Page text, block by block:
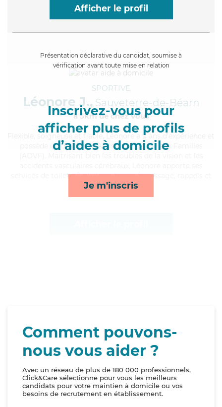
Afficher le profil
Présentation déclarative du candidat, soumise à
vérification avant toute mise en relation
Inscrivez-vous pour
afficher plus de profils
d’aides à domicile
Je m'inscris
SPORTIVE
Léonore J., Sauveterre-de-Béarn
à 5km de chez Vous
, soigneuse et fiable, Léonore a 9 ans d'expérience et
possède un diplôme d'Assistante De Vie aux Familles
services de toilette/habillage, lessive/repassage, rappels et
mobilité*
Comment pouvons-
nous vous aider ?
Avec un réseau de plus de 180 000 professionnels,
Click&Care sélectionne pour vous les meilleurs
candidats pour votre maintien à domicile ou vos
besoins de recrutement en établissement.